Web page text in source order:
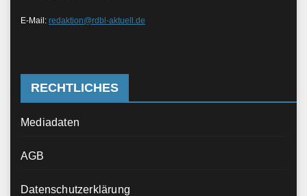
E-Mail: redaktion@rdbl-aktuell.de
RECHTLICHES
Mediadaten
AGB
Datenschutzerklärung